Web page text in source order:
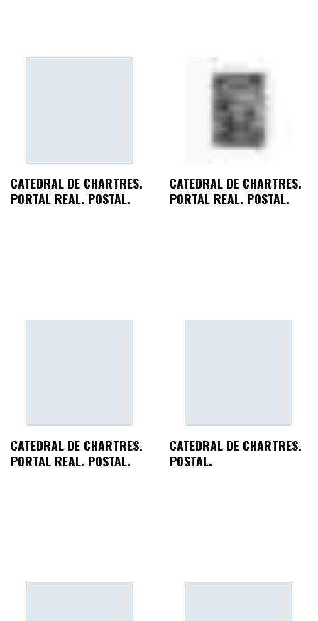
CATEDRAL DE CHARTRES.
PORTAL REAL. POSTAL.
CATEDRAL DE CHARTRES.
PORTAL REAL. POSTAL.
CATEDRAL DE CHARTRES.
PORTAL REAL. POSTAL.
CATEDRAL DE CHARTRES.
POSTAL.